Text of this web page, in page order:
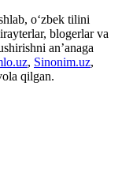
o‘zbek tilini
blogerlar va
an’anaga
, Sinonim.uz,
qilgan.